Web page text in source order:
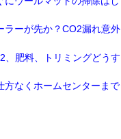
ラーが先か？CO2漏れ意外
、肥料、トリミングどうす
方なくホームセンターまで